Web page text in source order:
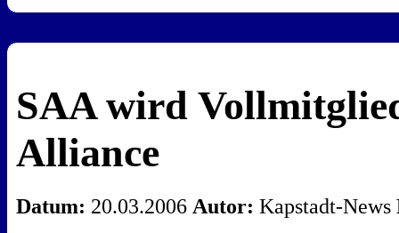
SAA wird
Alliance
Datum: 20.03.2006 Autor: Kapstadt-News